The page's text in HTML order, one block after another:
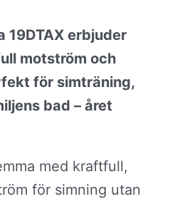
19DTAX erbjuder
motström och
för simträning,
bad – året
med kraftfull,
för simning utan